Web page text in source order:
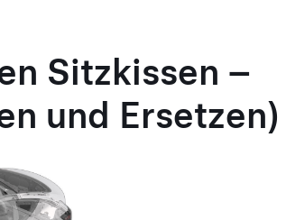
Sitzkissen –
und Ersetzen)